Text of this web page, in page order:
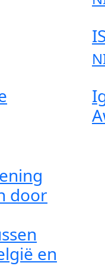
door
en